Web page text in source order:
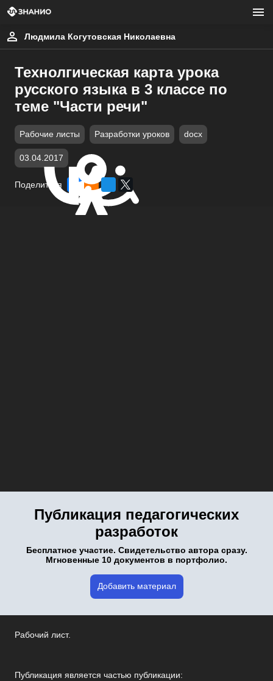
Людмила Когутовская Николаевна
Технолгическая карта урока
русского языка в 3 классе по
теме "Части речи"
Рабочие листы Разработки уроков docx
03.04.2017
Поделиться
Публикация педагогических
разработок
Бесплатное участие. Свидетельство автора сразу.
Мгновенные 10 документов в портфолио.
Добавить материал
Рабочий лист.
Публикация является частью публикации: